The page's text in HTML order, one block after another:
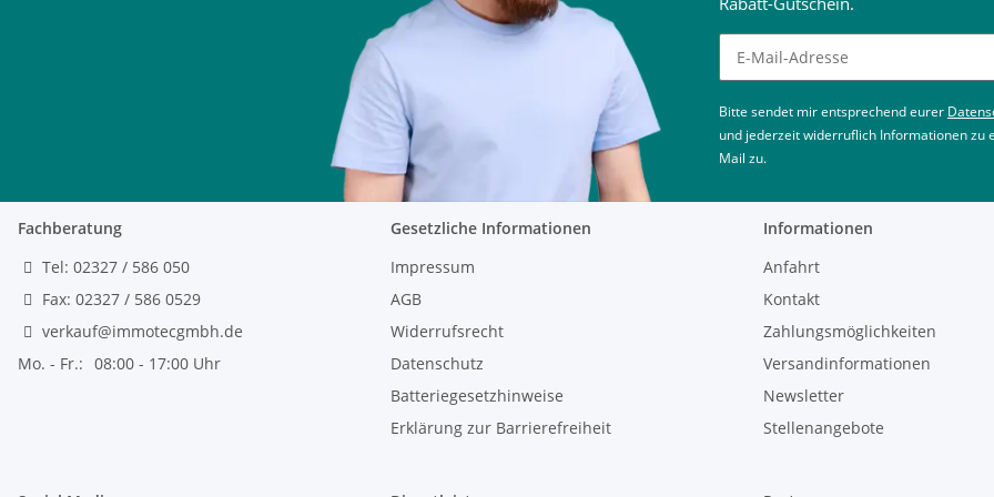
Newsletter abonnieren
Bitte sendet mir entsprechend eurer
und jederzeit widerruflich Informationen zu
Mail zu.
Fachberatung
Tel: 02327 / 586 050
Fax: 02327 / 586 0529
verkauf@immotecgmbh.de
Mo. - Fr.: 08:00 - 17:00 Uhr
Gesetzliche Informationen
Impressum
AGB
Widerrufsrecht
Datenschutz
Batteriegesetzhinweise
Erklärung zur Barrierefreiheit
Informationen
Anfahrt
Kontakt
Zahlungsmöglichkeiten
Versandinformationen
Newsletter
Stellenangebote